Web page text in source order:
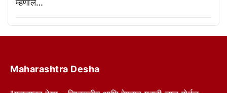
म्हणाले…
Maharashtra Desha